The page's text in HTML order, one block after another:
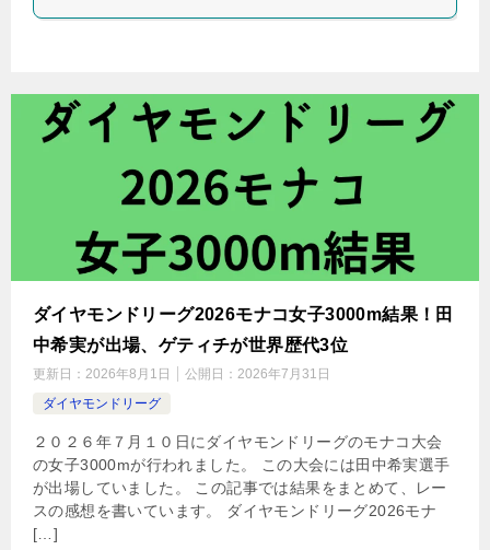
ダイヤモンドリーグ2026モナコ女子3000m結果！田
中希実が出場、ゲティチが世界歴代3位
更新日： 2026年8月1日 公開日： 2026年7月31日
ダイヤモンドリーグ
２０２６年７月１０日にダイヤモンドリーグのモナコ大会
の女子3000mが行われました。 この大会には田中希実選手
が出場していました。 この記事では結果をまとめて、レー
スの感想を書いています。 ダイヤモンドリーグ2026モナ
[…]